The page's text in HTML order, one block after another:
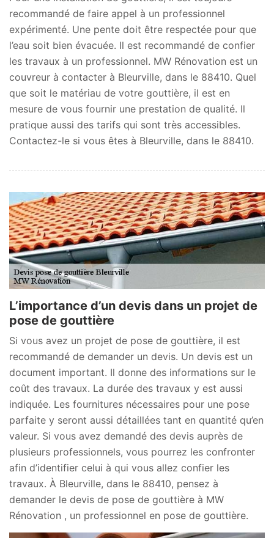
recommandé de faire appel à un professionnel
expérimenté. Une pente doit être respectée pour que
l’eau soit bien évacuée. Il est recommandé de confier
les travaux à un professionnel. MW Rénovation est un
couvreur à contacter à Bleurville, dans le 88410. Quel
que soit le matériau de votre gouttière, il est en
mesure de vous fournir une prestation de qualité. Il
pratique aussi des tarifs qui sont très accessibles.
Contactez-le si vous êtes à Bleurville, dans le 88410.
L’importance d’un devis dans un projet de
pose de gouttière
Si vous avez un projet de pose de gouttière, il est
recommandé de demander un devis. Un devis est un
document important. Il donne des informations sur le
coût des travaux. La durée des travaux y est aussi
indiquée. Les fournitures nécessaires pour une pose
parfaite y seront aussi détaillées tant en quantité qu’en
valeur. Si vous avez demandé des devis auprès de
plusieurs professionnels, vous pourrez les confronter
afin d’identifier celui à qui vous allez confier les
travaux. À Bleurville, dans le 88410, pensez à
demander le devis de pose de gouttière à MW
Rénovation , un professionnel en pose de gouttière.